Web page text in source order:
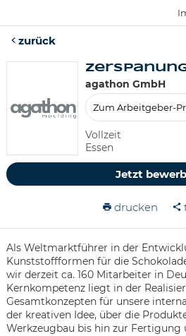
zurück
agathon GmbH
Zum Arbeitgeber-
Vollzeit
Essen
Jetzt
drucken
Als Weltmarktführer in der
Kunststoffformen für die
wir derzeit ca. 160 Mitarbeiter in
Kernkompetenz liegt in der
Gesamtkonzepten für unsere
der kreativen Idee, über die
Werkzeugbau bis hin zur Fertigung